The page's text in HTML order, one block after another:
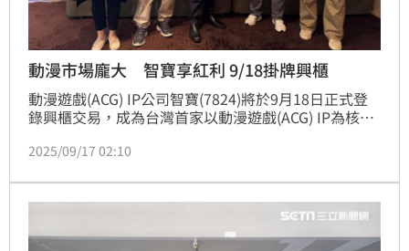
動漫市場龐大 智寶享紅利 9/18掛牌興櫃
動漫遊戲(ACG) IP公司智寶(7824)將於9月18日正式登
錄興櫃交易，成為台灣首家以動漫遊戲(ACG) IP為核心
日本動畫遊戲產業，核心製作委員會幹事資格的二次元
位營運平台為核心戰略，結合動漫、遊戲、周邊商品、
線上娛樂、線下活動等多元應用。
2025/09/17 02:10